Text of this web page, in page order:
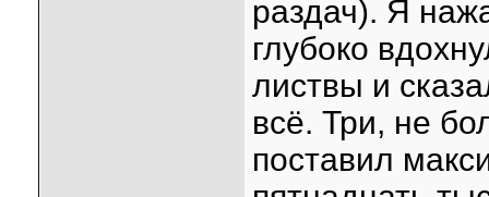
раздач). Я
глубоко
листвы и
всё. Три, не
поставил